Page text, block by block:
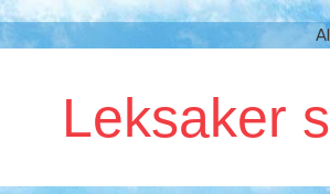
Leksaker